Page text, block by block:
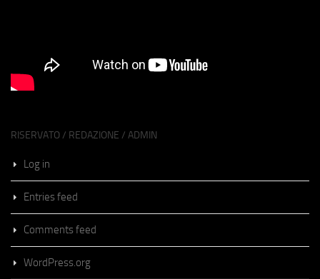
RISERVATO / REDAZIONE / ADMIN
Log in
Entries feed
Comments feed
WordPress.org